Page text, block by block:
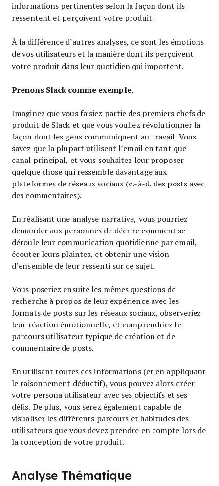
informations pertinentes selon la façon dont ils
ressentent et perçoivent votre produit.
À la différence d’autres analyses, ce sont les émotions
de vos utilisateurs et la manière dont ils perçoivent
votre produit dans leur quotidien qui importent.
Prenons Slack comme exemple.
Imaginez que vous faisiez partie des premiers chefs de
produit de Slack et que vous vouliez révolutionner la
façon dont les gens communiquent au travail. Vous
savez que la plupart utilisent l’email en tant que
canal principal, et vous souhaitez leur proposer
quelque chose qui ressemble davantage aux
plateformes de réseaux sociaux (c.-à-d. des posts avec
des commentaires).
En réalisant une analyse narrative, vous pourriez
demander aux personnes de décrire comment se
déroule leur communication quotidienne par email,
écouter leurs plaintes, et obtenir une vision
d’ensemble de leur ressenti sur ce sujet.
Vous poseriez ensuite les mêmes questions de
recherche à propos de leur expérience avec les
formats de posts sur les réseaux sociaux, observeriez
leur réaction émotionnelle, et comprendriez le
parcours utilisateur typique de création et de
commentaire de posts.
En utilisant toutes ces informations (et en appliquant
le raisonnement déductif), vous pouvez alors créer
votre persona utilisateur avec ses objectifs et ses
défis. De plus, vous serez également capable de
visualiser les différents parcours et habitudes des
utilisateurs que vous devez prendre en compte lors de
la conception de votre produit.
Analyse Thématique